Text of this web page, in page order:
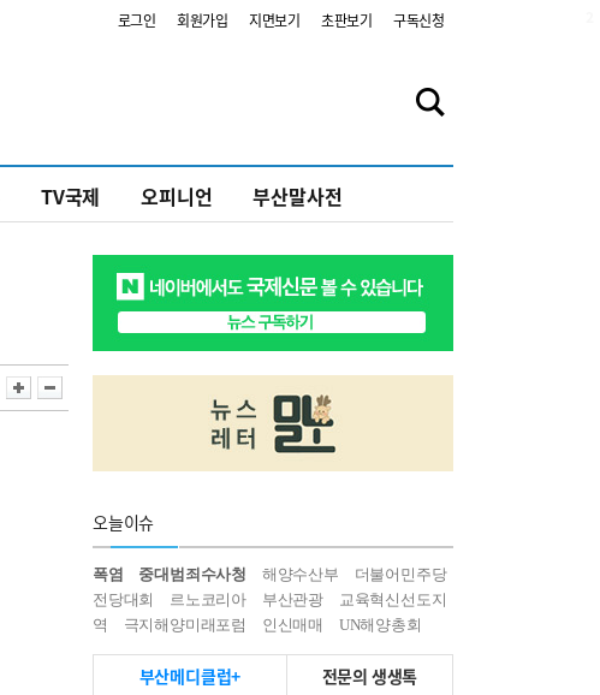
로그인 회원가입 지면보기 초판보기 구독신청
TV국제 오피니언 부산말사전
오늘이슈
폭염 중대범죄수사청 해양수산부
더불어민주당
전당대회
르노코리아 부산관광
교육혁신선도지
역
극지해양미래포럼 인신매매 UN해양총회
부산메디클럽+ 전문의 생생톡